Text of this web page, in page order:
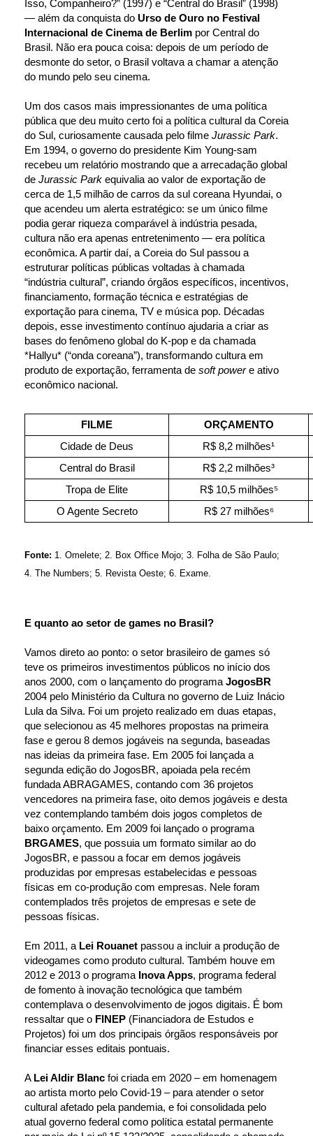
Isso, Companheiro?” (1997) e “Central do Brasil” (1998)
— além da conquista do Urso de Ouro no Festival
Internacional de Cinema de Berlim por Central do
Brasil. Não era pouca coisa: depois de um período de
desmonte do setor, o Brasil voltava a chamar a atenção
do mundo pelo seu cinema.
Um dos casos mais impressionantes de uma política
pública que deu muito certo foi a política cultural da Coreia
do Sul, curiosamente causada pelo filme Jurassic Park.
Em 1994, o governo do presidente Kim Young-sam
recebeu um relatório mostrando que a arrecadação global
de Jurassic Park equivalia ao valor de exportação de
cerca de 1,5 milhão de carros da sul coreana Hyundai, o
que acendeu um alerta estratégico: se um único filme
podia gerar riqueza comparável à indústria pesada,
cultura não era apenas entretenimento — era política
econômica. A partir daí, a Coreia do Sul passou a
estruturar políticas públicas voltadas à chamada
“indústria cultural”, criando órgãos específicos, incentivos,
financiamento, formação técnica e estratégias de
exportação para cinema, TV e música pop. Décadas
depois, esse investimento contínuo ajudaria a criar as
bases do fenômeno global do K-pop e da chamada
*Hallyu* (“onda coreana”), transformando cultura em
produto de exportação, ferramenta de soft power e ativo
econômico nacional.
FILME
ORÇAMENTO
Cidade de Deus
R$ 8,2 milhões¹
Central do Brasil
R$ 2,2 milhões³
Tropa de Elite
R$ 10,5 milhões⁵
O Agente Secreto
R$ 27 milhões⁶
Fonte: 1. Omelete; 2. Box Office Mojo; 3. Folha de São Paulo;
4. The Numbers; 5. Revista Oeste; 6. Exame.
E quanto ao setor de games no Brasil?
Vamos direto ao ponto: o setor brasileiro de games só
teve os primeiros investimentos públicos no início dos
anos 2000, com o lançamento do programa JogosBR
2004 pelo Ministério da Cultura no governo de Luiz Inácio
Lula da Silva. Foi um projeto realizado em duas etapas,
que selecionou as 45 melhores propostas na primeira
fase e gerou 8 demos jogáveis na segunda, baseadas
nas ideias da primeira fase. Em 2005 foi lançada a
segunda edição do JogosBR, apoiada pela recém
fundada ABRAGAMES, contando com 36 projetos
vencedores na primeira fase, oito demos jogáveis e desta
vez contemplando também dois jogos completos de
BRGAMES, que possuia um formato similar ao do
JogosBR, e passou a focar em demos jogáveis
produzidas por empresas estabelecidas e pessoas
físicas em co-produção com empresas. Nele foram
contemplados três projetos de empresas e sete de
pessoas físicas.
Em 2011, a Lei Rouanet passou a incluir a produção de
videogames como produto cultural. Também houve em
2012 e 2013 o programa Inova Apps, programa federal
de fomento à inovação tecnológica que também
contemplava o desenvolvimento de jogos digitais. É bom
ressaltar que o FINEP (Financiadora de Estudos e
Projetos) foi um dos principais órgãos responsáveis por
financiar esses editais pontuais.
A Lei Aldir Blanc foi criada em 2020 – em homenagem
ao artista morto pelo Covid-19 – para atender o setor
cultural afetado pela pandemia, e foi consolidada pelo
atual governo federal como política estatal permanente